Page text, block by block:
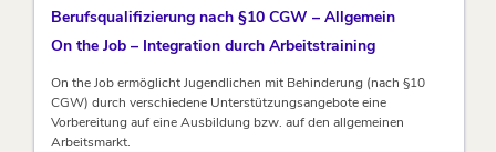
Berufsqualifizierung nach §10 CGW – Allgemein
On the Job – Integration durch Arbeitstraining
On the Job ermöglicht Jugendlichen mit Behinderung (nach §10
CGW) durch verschiedene Unterstützungsangebote eine
Vorbereitung auf eine Ausbildung bzw. auf den allgemeinen
Arbeitsmarkt.